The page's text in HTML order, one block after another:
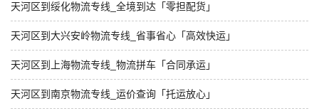
天河区到绥化物流专线_全境到达「零担配货」
天河区到大兴安岭物流专线_省事省心「高效快运」
天河区到上海物流专线_物流拼车「合同承运」
天河区到南京物流专线_运价查询「托运放心」